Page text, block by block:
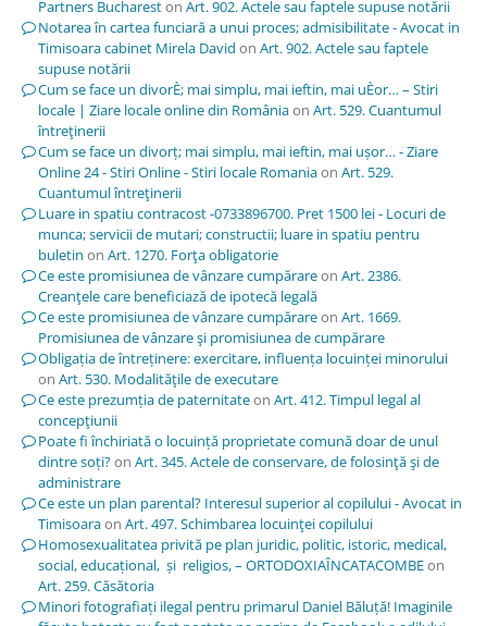
Partners Buchareston Art. 902. Actele sau faptele supuse notării
Notarea în cartea funciară a unui proces; admisibilitate - Avocat in
Timisoara cabinet Mirela David on Art. 902. Actele sau faptele
supuse notării
Cum se face un divorÈ; mai simplu, mai ieftin, mai uÈor… – Stiri
locale | Ziare locale online din Româniaon Art. 529. Cuantumul
întreţinerii
Cum se face un divorț; mai simplu, mai ieftin, mai ușor… - Ziare
Online 24 - Stiri Online - Stiri locale Romaniaon Art. 529.
Cuantumul întreţinerii
Luare in spatiu contracost -0733896700. Pret 1500 lei - Locuri de
munca; servicii de mutari; constructii; luare in spatiu pentru
buletin on Art. 1270. Forţa obligatorie
Ce este promisiunea de vânzare cumpărareon Art. 2386.
Creanţele care beneficiază de ipotecă legală
Ce este promisiunea de vânzare cumpărareon Art. 1669.
Promisiunea de vânzare şi promisiunea de cumpărare
Obligația de întreținere: exercitare, influența locuinței minorului
on Art. 530. Modalităţile de executare
Ce este prezumția de paternitateon Art. 412. Timpul legal al
concepţiunii
Poate fi închiriată o locuință proprietate comună doar de unul
dintre soți?on Art. 345. Actele de conservare, de folosinţă şi de
administrare
Ce este un plan parental? Interesul superior al copilului - Avocat in
Timisoaraon Art. 497. Schimbarea locuinţei copilului
Homosexualitatea privită pe plan juridic, politic, istoric, medical,
social, educațional, și religios, – ORTODOXIAÎNCATACOMBEon
Art. 259. Căsătoria
Minori fotografiați ilegal pentru primarul Daniel Băluță! Imaginile